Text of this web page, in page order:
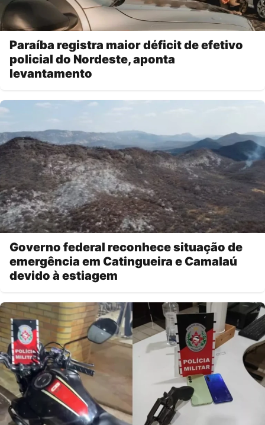
Paraíba registra maior déficit de efetivo
policial do Nordeste, aponta
levantamento
Governo federal reconhece situação de
emergência em Catingueira e Camalaú
devido à estiagem